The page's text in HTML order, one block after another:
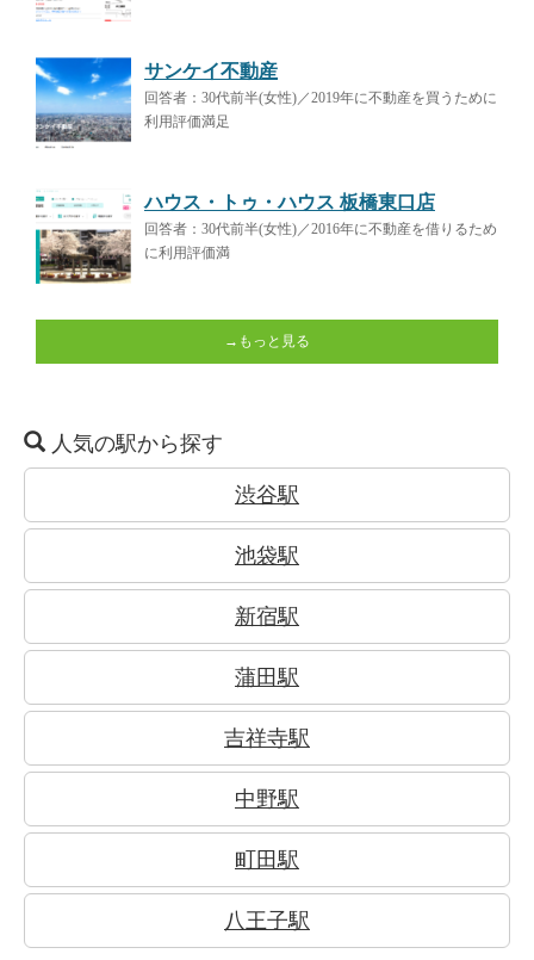
サンケイ不動産
回答者：30代前半(女性)／2019年に不動産を買うために
利用評価満足
ハウス・トゥ・ハウス 板橋東口店
回答者：30代前半(女性)／2016年に不動産を借りるため
に利用評価満
→もっと見る
人気の駅から探す
渋谷駅
池袋駅
新宿駅
蒲田駅
吉祥寺駅
中野駅
町田駅
八王子駅